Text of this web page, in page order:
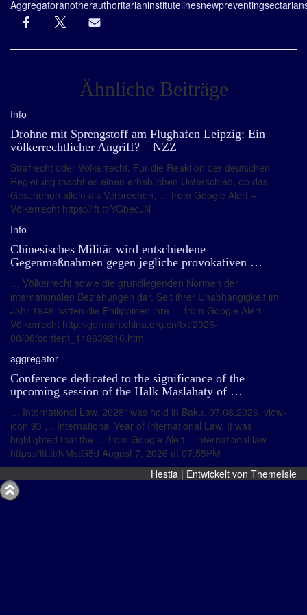
Aggregatoranotherauthoritarianinstitutelinesnewpreventingsectarian
Ähnliche Beiträge
Info
Drohne mit Sprengstoff am Flughafen Leipzig: Ein
völkerrechtlicher Angriff? – NZZ
Strafrecht oder Völkerrecht. Für die Reaktion der deutschen
Regierung macht es einen erheblichen Unterschied, ob das
Geschehen allein als Verbrechen, … from Google Alert –
Völkerrecht https://ift.tt/YGbecJN
Info
Chinesisches Militär wird entschiedene
Gegenmaßnahmen gegen jegliche provokativen …
… Völkerrecht sowie die grundlegenden Normen der
internationalen Beziehungen dar. Seit ihrer Unabhängigkeit im
Jahr 1946 hätten die Philippinen ihre … from Google Alert –
Völkerrecht http://german.china.org.cn/txt/2026-
08/08/content_118639216.htm
aggregator
Conference dedicated to the significance of the
upcoming session of the Halk Maslahaty of …
… International Law, 2028" was held in Baku. 07.08.2026. view-
icon 93 … International Year of International Law. It was
highlighted that the … from Google Alert – international law
https://ift.tt/NMstG5d August 7, 2026 at 07:55PM
Hestia | Entwickelt von ThemeIsle